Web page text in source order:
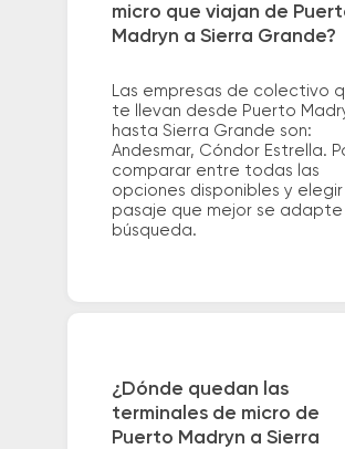
micro que viajan de
Madryn a Sierra Grande?
Las empresas de colectivo
te llevan desde Puerto
hasta Sierra Grande son:
Andesmar, Cóndor Estrella.
comparar entre todas las
opciones disponibles y elegir
pasaje que mejor se
búsqueda.
¿Dónde quedan las
terminales de micro de
Puerto Madryn a Sierra